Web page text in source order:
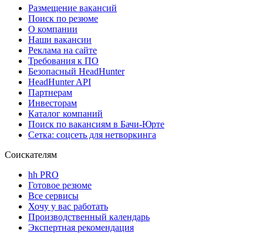
Размещение вакансий
Поиск по резюме
О компании
Наши вакансии
Реклама на сайте
Требования к ПО
Безопасный HeadHunter
HeadHunter API
Партнерам
Инвесторам
Каталог компаний
Поиск по вакансиям в Бачи-Юрте
Сетка: соцсеть для нетворкинга
Соискателям
hh PRO
Готовое резюме
Все сервисы
Хочу у вас работать
Производственный календарь
Экспертная рекомендация